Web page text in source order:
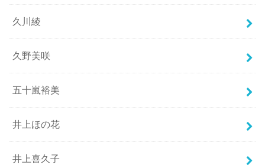
久川綾
久野美咲
五十嵐裕美
井上ほの花
井上喜久子